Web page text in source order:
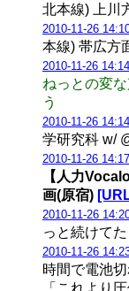
北本線) 上川
2010-11-26
本線) 帯広方
2010-11-26
ねっとの変
う
2010-11-26
学研究科 w/
2010-11-26
【人力
画(原宿)
2010-11-26
っと続けて
2010-11-26
時間で電池
「これより